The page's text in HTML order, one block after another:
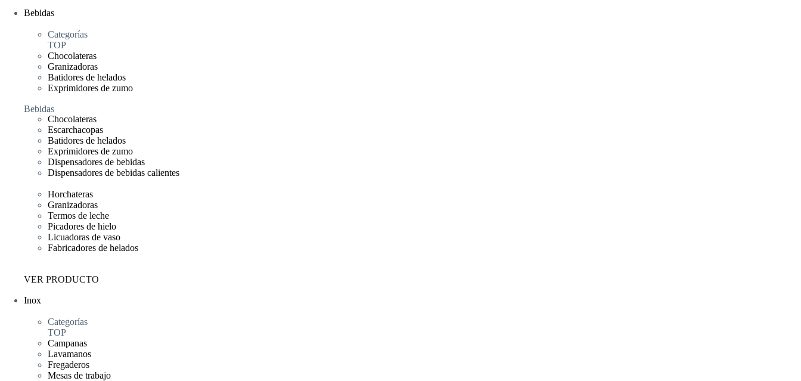
Bebidas
Categorías
TOP
Chocolateras
Granizadoras
Batidores de helados
Exprimidores de zumo
Bebidas
Chocolateras
Escarchacopas
Batidores de helados
Exprimidores de zumo
Dispensadores de bebidas
Dispensadores de bebidas calientes
Horchateras
Granizadoras
Termos de leche
Picadores de hielo
Licuadoras de vaso
Fabricadores de helados
VER PRODUCTO
Inox
Categorías
TOP
Campanas
Lavamanos
Fregaderos
Mesas de trabajo